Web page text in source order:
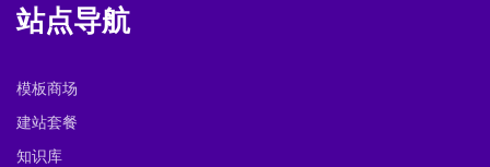
站点导航
模板商场
建站套餐
知识库